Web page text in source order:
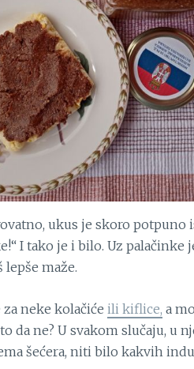
ukus je skoro potpuno
I tako je i bilo. Uz palačinke
maže.
neke kolačiće ili kiflice, a
da ne? U svakom slučaju, u
šećera, niti bilo kakvih